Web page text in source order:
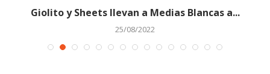
Giolito y Sheets llevan a Medias Blancas a...
25/08/2022